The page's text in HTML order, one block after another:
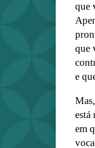
que
que
e
está
em